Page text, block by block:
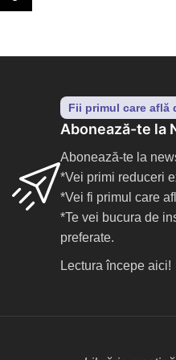
Fii primul care află
Abonează-te la
Abonează-te la
*Vei primi reduceri
*Vei fi primul care
*Te vei bucura de
preferate.
Lectura începe aici!